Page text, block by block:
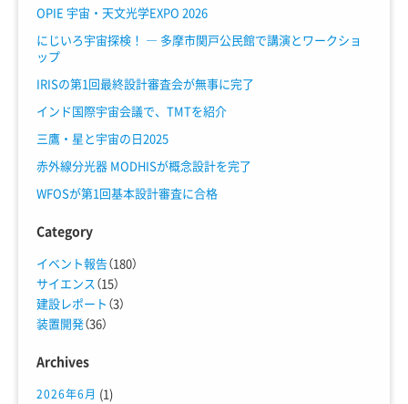
OPIE 宇宙・天文光学EXPO 2026
にじいろ宇宙探検！ ― 多摩市関戸公民館で講演とワークショ
ップ
IRISの第1回最終設計審査会が無事に完了
インド国際宇宙会議で、TMTを紹介
三鷹・星と宇宙の日2025
赤外線分光器 MODHISが概念設計を完了
WFOSが第1回基本設計審査に合格
Category
イベント報告（180）
サイエンス （15）
建設レポート （3）
装置開発（36）
Archives
2026年6月 (1)